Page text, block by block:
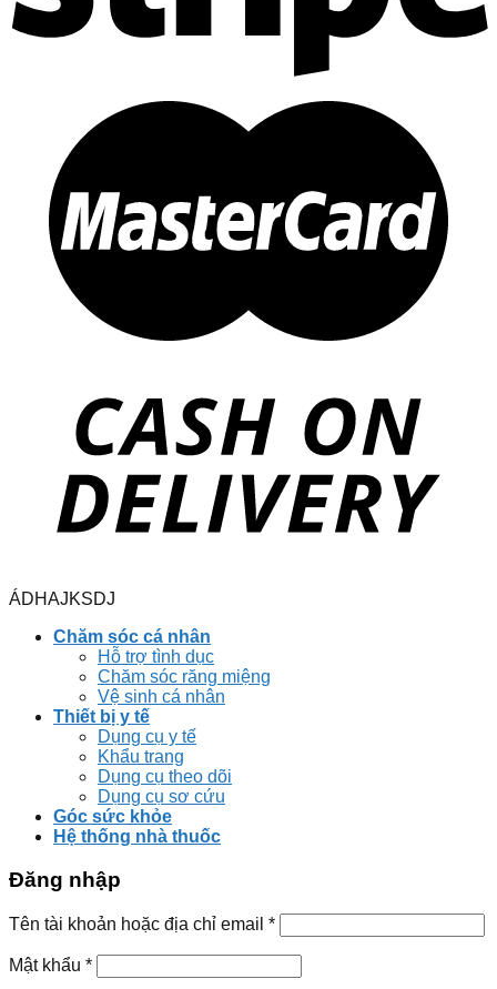
ÁDHAJKSDJ
Chăm sóc cá nhân
Hỗ trợ tình dục
Chăm sóc răng miệng
Vệ sinh cá nhân
Thiết bị y tế
Dụng cụ y tế
Khẩu trang
Dụng cụ theo dõi
Dụng cụ sơ cứu
Góc sức khỏe
Hệ thống nhà thuốc
Đăng nhập
Tên tài khoản hoặc địa chỉ email *
Mật khẩu *